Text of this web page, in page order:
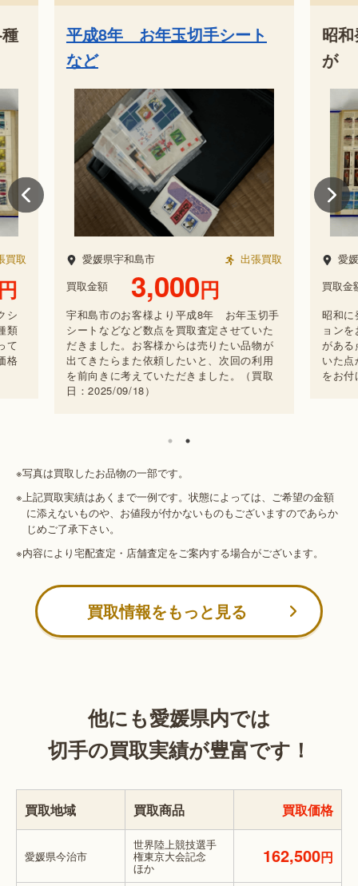
買取
手
た
が
用
昭和発行の普通切手ほか各種
が
愛媛県喜多郡内子町
出張買取
買取金額
1,000,000
昭和に発行された普通切手を含むコレクシ
ョンをお売りいただきました。多数の種類
がある点、そしてプレミア切手が混じって
いた点から、満足していただける買取価格
をお付けすることができました。
平
など
愛
買取
宇和
シー
だき
出て
を前
※写真は買取したお品物の一部です。
※上記買取実績はあくまで一例です。状態によっては、ご希望の金額
に添えないものや、お値段が付かないものもございますのであらか
じめご了承下さい。
※内容により宅配査定・店舗査定をご案内する場合がございます。
買取情報をもっと見る
他にも愛媛県内では
切手の買取実績が豊富です！
買取地域 買取商品 買取価格
愛媛県今治市
世界陸上競技選手
権東京大会記念
ほか
162,500円